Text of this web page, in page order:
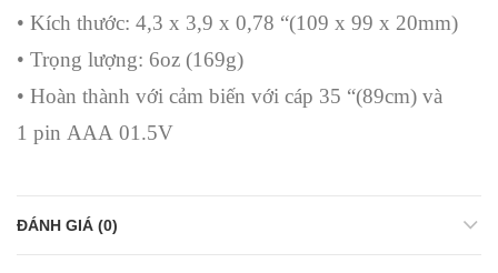
• Kích thước: 4,3 x 3,9 x 0,78 “(109 x 99 x 20mm)
• Trọng lượng: 6oz (169g)
• Hoàn thành với cảm biến với cáp 35 “(89cm) và
1 pin AAA 01.5V
ĐÁNH GIÁ (0)